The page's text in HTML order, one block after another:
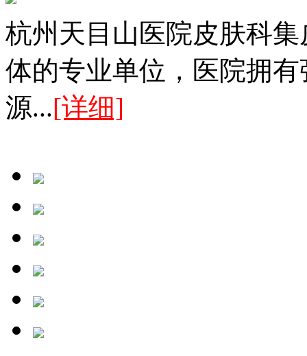
杭州天目山医院皮肤科
体的专业单位，医院拥
源...[详细]